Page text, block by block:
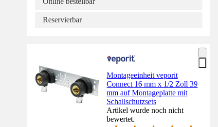
Reservierbar
Montageeinheit veporit
Connect 16 mm x 1/2 Zoll 39
mm auf Montageplatte mit
Schallschutzsets
Artikel wurde noch nicht
bewertet.